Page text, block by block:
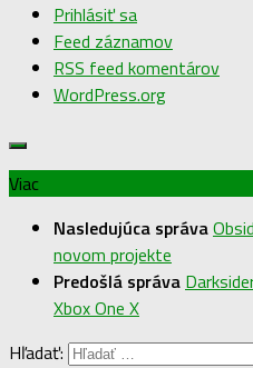
Prihlásiť sa
Feed záznamov
RSS feed komentárov
WordPress.org
Viac
Nasledujúca správa
novom projekte
Predošlá správa
Xbox One X
Hľadať: